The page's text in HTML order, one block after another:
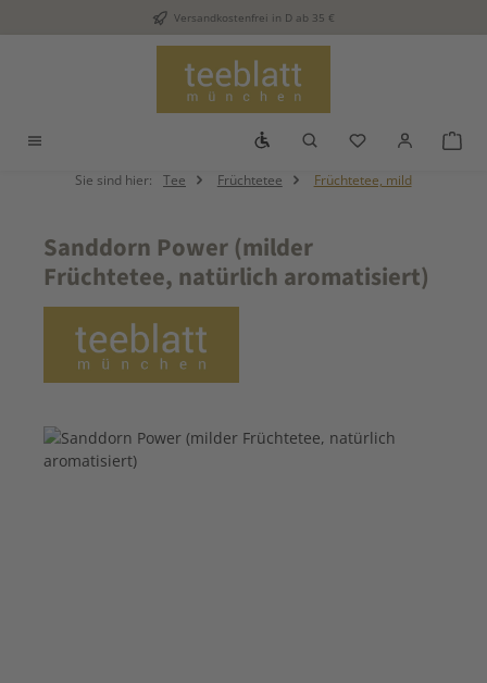
Zum Hauptinhalt springenVersandkostenfrei in D ab 35 €
Werkzeugleiste anzeigen
Du hast 0
Sie sind hier: Tee Früchtetee Früchtetee, mild
Sanddorn Power (milder
Früchtetee, natürlich aromatisiert)
Bildergalerie überspringen